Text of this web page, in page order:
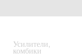
Усилители,
комбики